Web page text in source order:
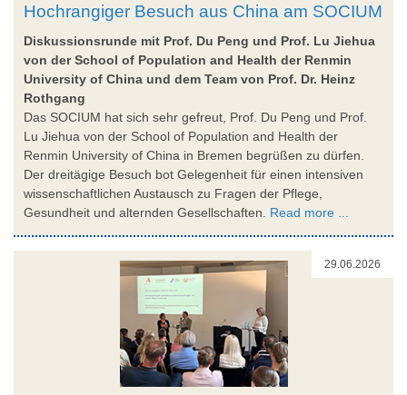
Hochrangiger Besuch aus China am SOCIUM
Diskussionsrunde mit Prof. Du Peng und Prof. Lu Jiehua
von der School of Population and Health der Renmin
University of China und dem Team von Prof. Dr. Heinz
Rothgang
Das SOCIUM hat sich sehr gefreut, Prof. Du Peng und Prof.
Lu Jiehua von der School of Population and Health der
Renmin University of China in Bremen begrüßen zu dürfen.
Der dreitägige Besuch bot Gelegenheit für einen intensiven
wissenschaftlichen Austausch zu Fragen der Pflege,
Gesundheit und alternden Gesellschaften. Read more ...
29.06.2026